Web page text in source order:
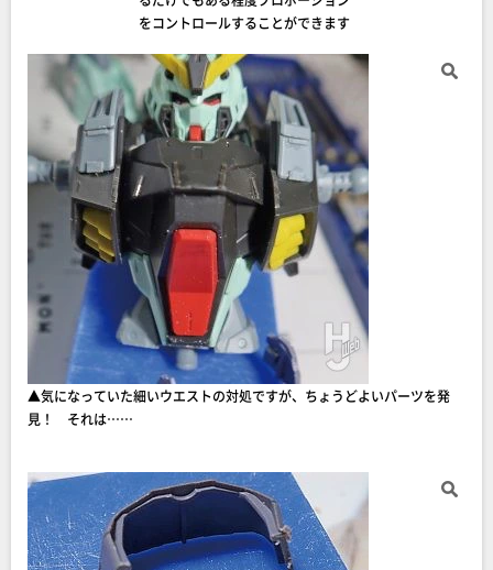
をコントロールすることができます
▲気になっていた細いウエストの対処ですが、ちょうどよいパーツを発
見！ それは……